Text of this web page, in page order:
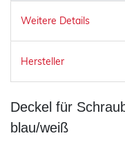
Weitere Details
Hersteller
Deckel für
blau/weiß